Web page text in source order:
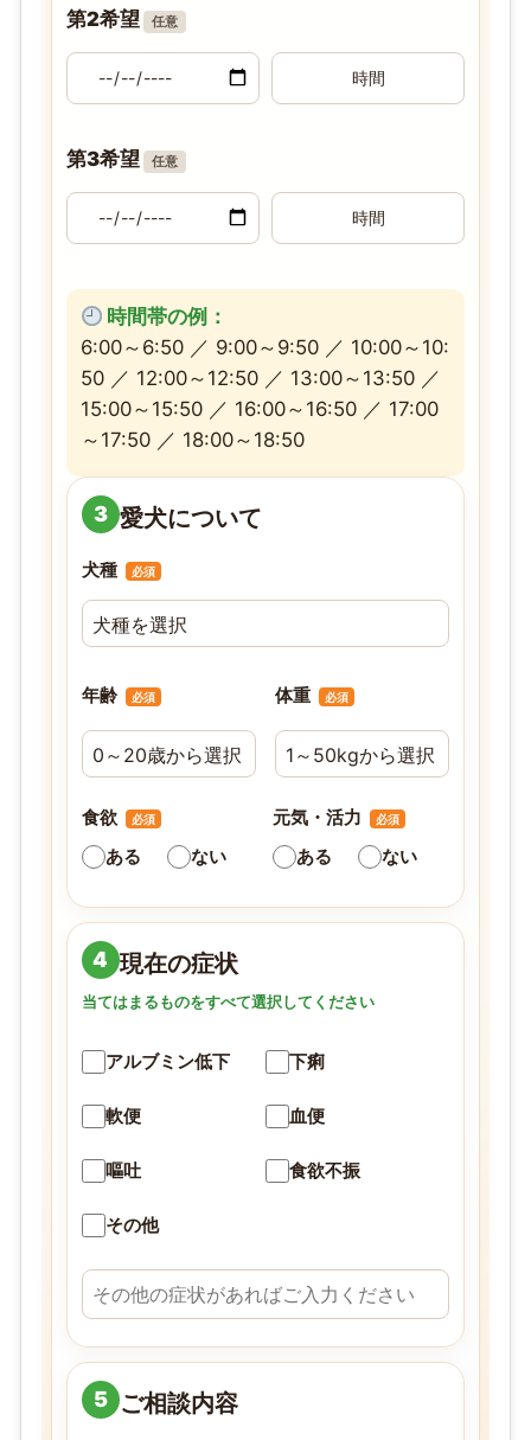
第2希望 任意
第3希望 任意
時間帯の例：
6:00～6:50 ／ 9:00～9:50 ／ 10:00～10:
50 ／ 12:00～12:50 ／ 13:00～13:50 ／
15:00～15:50 ／ 16:00～16:50 ／ 17:00
～17:50 ／ 18:00～18:50
3 愛犬について
犬種 必須
年齢 必須 体重 必須
食欲 必須
ある ない
元気・活力 必須
ある ない
4 現在の症状
当てはまるものをすべて選択してください
アルブミン低下 下痢
軟便 血便
嘔吐 食欲不振
その他
5 ご相談内容